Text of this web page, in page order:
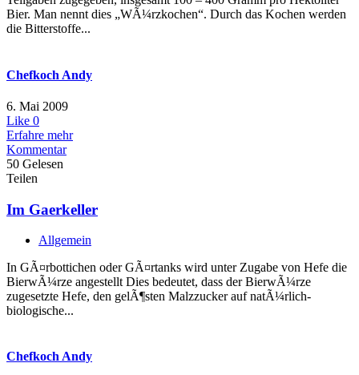
Bier. Man nennt dies „WÃ¼rzkochen“. Durch das Kochen werden
die Bitterstoffe...
Chefkoch Andy
6. Mai 2009
Like 0
Erfahre mehr
Kommentar
50 Gelesen
Teilen
Im Gaerkeller
Allgemein
In GÃ¤rbottichen oder GÃ¤rtanks wird unter Zugabe von Hefe die
BierwÃ¼rze angestellt Dies bedeutet, dass der BierwÃ¼rze
zugesetzte Hefe, den gelÃ¶sten Malzzucker auf natÃ¼rlich-
biologische...
Chefkoch Andy